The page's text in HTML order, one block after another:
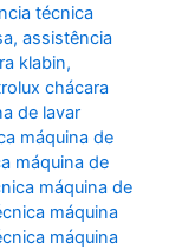
técnica
,assistência
klabin,
chácara
de lavar
máquina de
máquina de
máquina de
máquina
máquina